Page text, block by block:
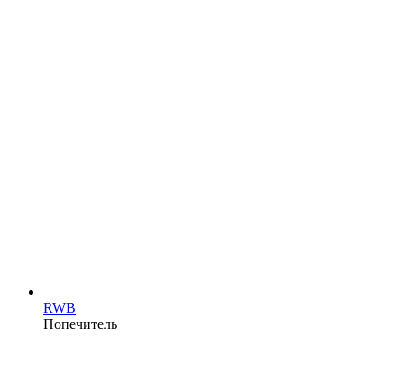
RWB
Попечитель